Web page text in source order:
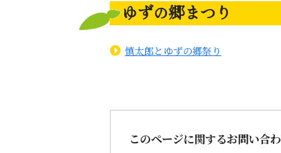
ゆずの郷まつり
慎太郎とゆずの郷祭り
このページに関するお問い合